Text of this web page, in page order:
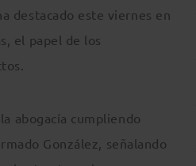
destacado este viernes en
el papel de los
abogacía cumpliendo
González, señalando